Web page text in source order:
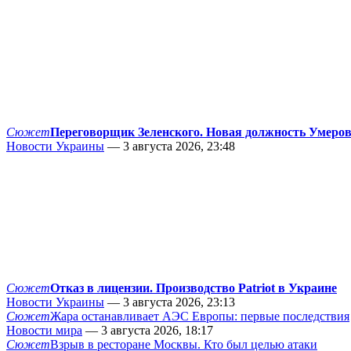
СюжетПереговорщик Зеленского. Новая должность
Новости Украины — 3 августа 2026, 23:48
СюжетОтказ в лицензии. Производство Patriot в Украине
Новости Украины — 3 августа 2026, 23:13
СюжетЖара останавливает АЭС Европы: первые последствия
Новости мира — 3 августа 2026, 18:17
СюжетВзрыв в ресторане Москвы. Кто был целью атаки